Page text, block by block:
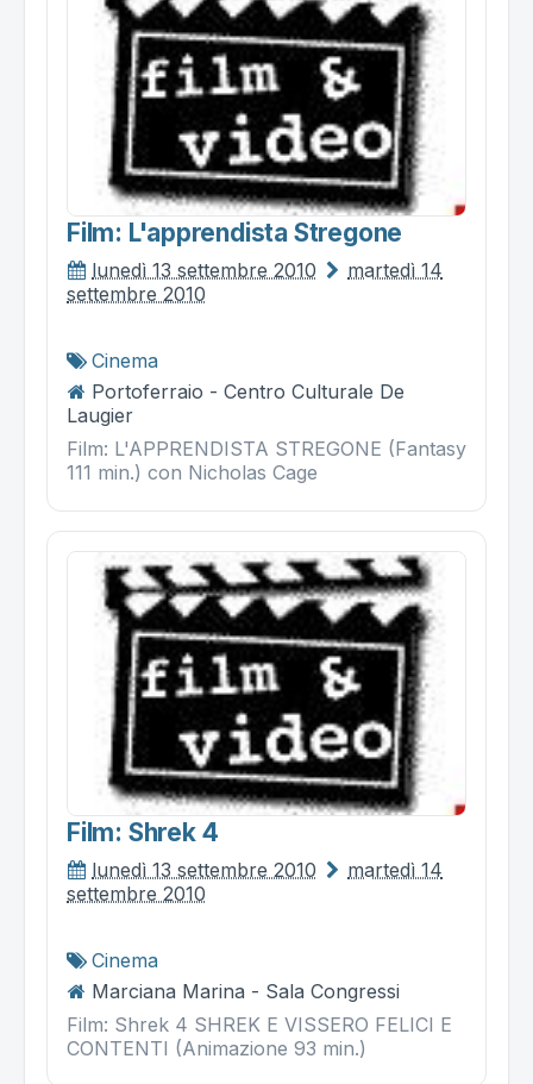
Film: L'apprendista Stregone
lunedì 13 settembre 2010
martedì 14
settembre 2010
Cinema
Portoferraio - Centro Culturale De
Laugier
Film: L'APPRENDISTA STREGONE (Fantasy
111 min.) con Nicholas Cage
Film: Shrek 4
lunedì 13 settembre 2010
martedì 14
settembre 2010
Cinema
Marciana Marina - Sala Congressi
Film: Shrek 4 SHREK E VISSERO FELICI E
CONTENTI (Animazione 93 min.)